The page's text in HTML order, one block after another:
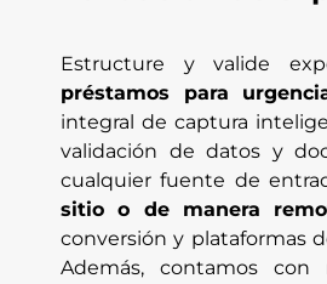
Estructure y valide
préstamos para
integral de captura
validación de datos y
cualquier fuente de
sitio o de manera
conversión y plataformas
Además, contamos